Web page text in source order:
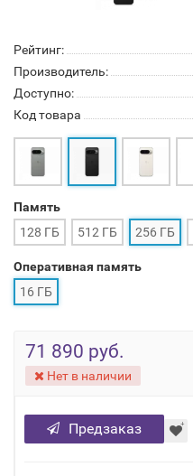
Рейтинг:
Производитель:
Доступно:
Код товара
Память
128 ГБ
512 ГБ 256 ГБ
Оперативная память
16 ГБ
71 890 руб.
Нет в наличии
Предзаказ